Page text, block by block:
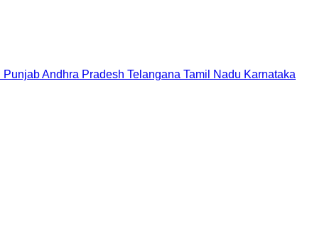
PunjabAndhra Pradesh Telangana Tamil Nadu Karnataka